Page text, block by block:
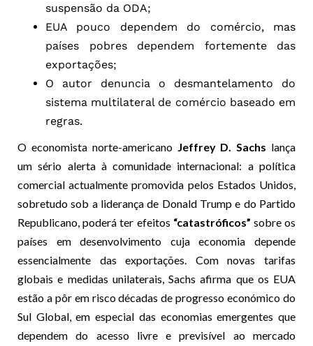
suspensão da ODA;
EUA pouco dependem do comércio, mas
países pobres dependem fortemente das
exportações;
O autor denuncia o desmantelamento do
sistema multilateral de comércio baseado em
regras.
O economista norte-americano Jeffrey D. Sachs lança
um sério alerta à comunidade internacional: a política
comercial actualmente promovida pelos Estados Unidos,
sobretudo sob a liderança de Donald Trump e do Partido
Republicano, poderá ter efeitos “catastróficos” sobre os
países em desenvolvimento cuja economia depende
essencialmente das exportações. Com novas tarifas
globais e medidas unilaterais, Sachs afirma que os EUA
estão a pôr em risco décadas de progresso económico do
Sul Global, em especial das economias emergentes que
dependem do acesso livre e previsível ao mercado